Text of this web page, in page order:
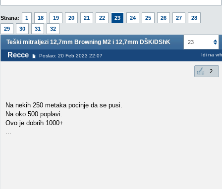
Strana: 1 18 19 20 21 22 23 24 25 26 27
28
29
30 31 32
23
Teški mitraljezi 12,7mm Browning M2 i 12,7mm DŠK/DShK
Recce Poslao: 20 Feb 2023 22:07 Idi na vrh
2
Na nekih 250 metaka pocinje da se pusi.
Na oko 500 poplavi.
Ovo je dobrih 1000+
...